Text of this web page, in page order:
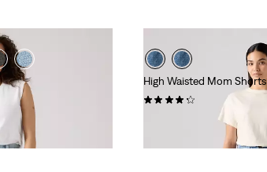
High Waisted Mom Shorts